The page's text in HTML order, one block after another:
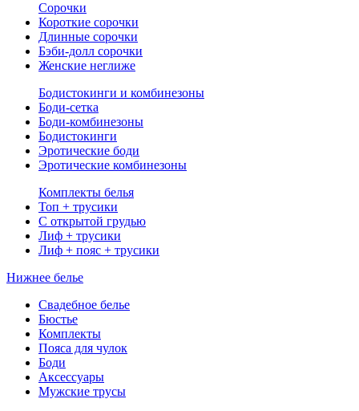
Сорочки
Короткие сорочки
Длинные сорочки
Бэби-долл сорочки
Женские неглиже
Бодистокинги и комбинезоны
Боди-сетка
Боди-комбинезоны
Бодистокинги
Эротические боди
Эротические комбинезоны
Комплекты белья
Топ + трусики
С открытой грудью
Лиф + трусики
Лиф + пояс + трусики
Нижнее белье
Свадебное белье
Бюстье
Комплекты
Пояса для чулок
Боди
Аксессуары
Мужские трусы